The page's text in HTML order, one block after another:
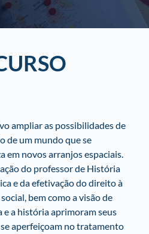
ampliar as possibilidades de
de um mundo que se
em novos arranjos espaciais.
do professor de História
e da efetivação do direito à
bem como a visão de
e a história aprimoram seus
aperfeiçoam no tratamento